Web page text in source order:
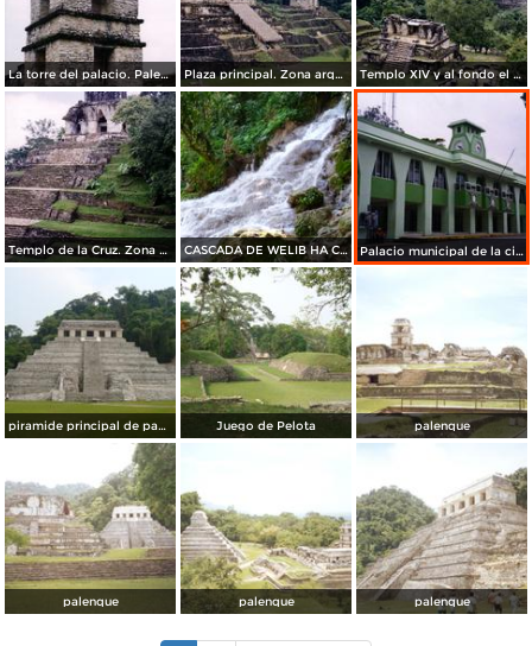
La torre del palacio. Palenque, Chiapas. 2002 Plaza principal. Zona arqueológica de Palenque, Chiapas. 2002 Templo XIV y al fondo el templo de las Inscripciones. Palenque.2002
Templo de la Cruz. Zona arqueológica de Palenque, Chiapas. 2002 CASCADA DE WELIB HA CHIAPAS MAVIPOL Palacio municipal de la ciudad de Palenque, Chiapas
piramide principal de pakal Juego de Pelota palenque
palenque palenque palenque